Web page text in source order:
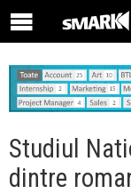
Studiul
dintre